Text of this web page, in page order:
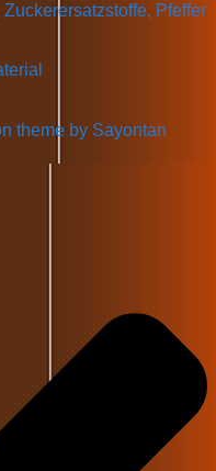
Pfeffer
theme by Sayontan